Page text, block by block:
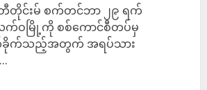
တီတိုင်းမ် စက်တင်ဘာ ၂၉ ရက်
လက်ဝမြို့ကို စစ်ကောင်စီတပ်မှ
ခိုက်သည့်အတွက် အရပ်သား